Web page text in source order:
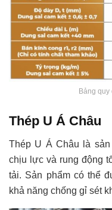
Bảng quy
Thép U Á Châu
Thép U Á Châu là
chịu lực và rung động
tải. Sản phẩm có thể
khả năng chống gỉ sét